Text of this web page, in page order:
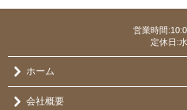
営業時間
定休日:
ホーム
会社概要